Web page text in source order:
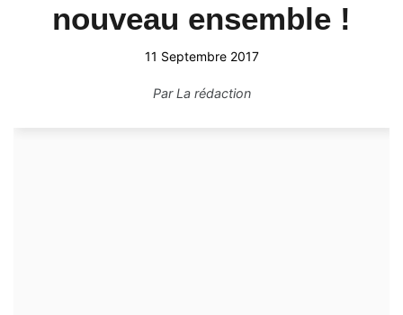
nouveau ensemble !
11 Septembre 2017
ParLa rédaction